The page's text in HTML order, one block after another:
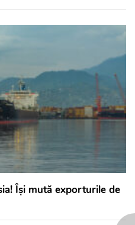
Își mută exporturile de